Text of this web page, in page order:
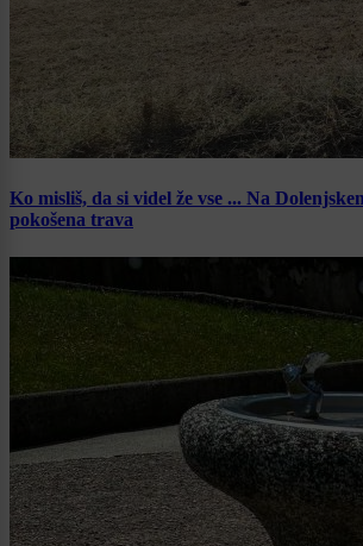
Ko misliš, da si videl že vse ... Na
pokošena trava